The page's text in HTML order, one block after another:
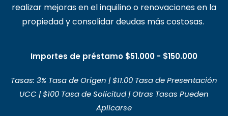
realizar mejoras en el inquilino o renovaciones en la
propiedad y consolidar deudas más costosas.
Importes de préstamo $51.000 - $150.000
Tasas: 3% Tasa de Origen | $11.00 Tasa de Presentación
UCC | $100 Tasa de Solicitud | Otras Tasas Pueden
Aplicarse